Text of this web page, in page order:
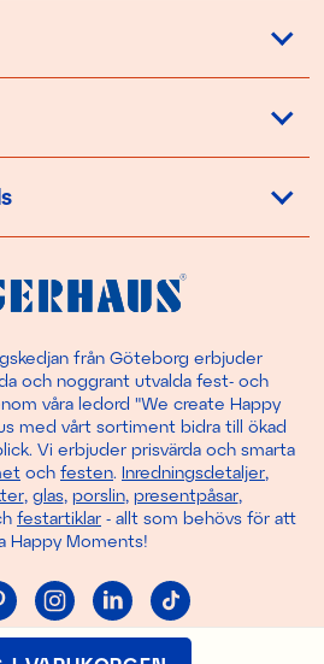
från Göteborg erbjuder
och noggrant utvalda fest- och
våra ledord "We create Happy
med vårt sortiment bidra till ökad
Vi erbjuder prisvärda och smarta
och festen. Inredningsdetaljer,
, glas, porslin, presentpåsar,
festartiklar - allt som behövs för att
Happy Moments!
inställningar